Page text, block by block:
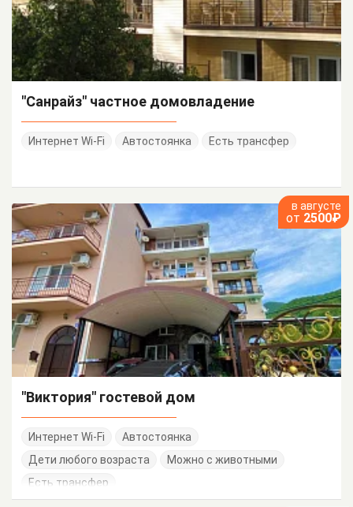
"Санрайз" частное домовладение
Интернет Wi-Fi Автостоянка Есть трансфер
в августе
от 2500₽
"Виктория" гостевой дом
Интернет Wi-Fi
Автостоянка
Дети любого возраста
Можно с животными
Есть трансфер